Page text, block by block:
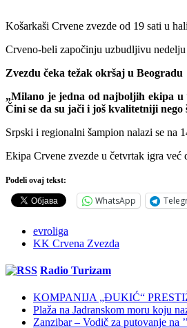
Košarkaši Crvene zvezde od 19 sati u
Crveno-beli započinju uzbudljivu
Zvezdu čeka težak okršaj u Beogradu
„Milano je jedna od najboljih ekipa u
Čini se da su jači i još kvalitetniji nego
Srpski i regionalni šampion nalazi se na
Ekipa Crvene zvezde u četvrtak igra
Podeli ovaj tekst:
WhatsApp
evroliga
KK Crvena Zvezda
Radio Turizam
KOMPANIJA „ĐUKIĆ“
Plaža na Jadranskom moru koju
Zanzibar – Vodič za putovanje na